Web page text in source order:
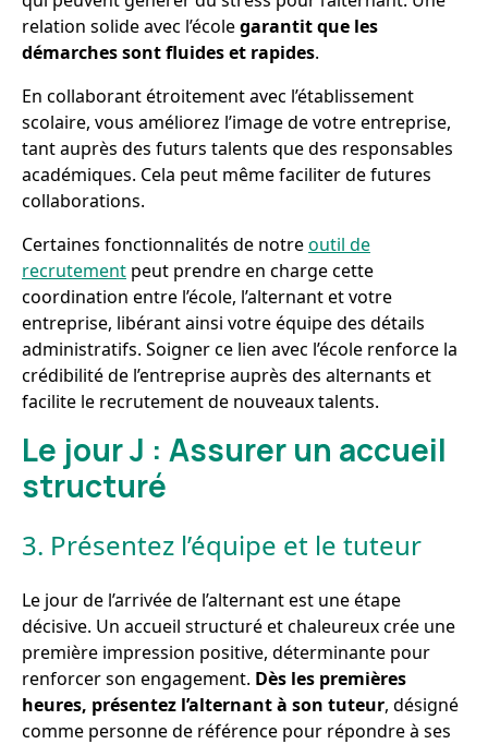
relation solide avec l’écolegarantit que les
démarches sont fluides et rapides.
En collaborant étroitement avec l’établissement
scolaire, vous améliorez l’image de votre entreprise,
tant auprès des futurs talents que des responsables
académiques. Cela peut même faciliter de futures
collaborations.
Certaines fonctionnalités de notreoutil de
recrutement peut prendre en charge cette
coordination entre l’école, l’alternant et votre
entreprise, libérant ainsi votre équipe des détails
administratifs. Soigner ce lien avec l’école renforce la
crédibilité de l’entreprise auprès des alternants et
facilite le recrutement de nouveaux talents.
Le jour J : Assurer un accueil
structuré
3. Présentez l’équipe et le tuteur
Le jour de l’arrivée de l’alternant est une étape
décisive. Un accueil structuré et chaleureux crée une
première impression positive, déterminante pour
renforcer son engagement. Dès les premières
heures, présentez l’alternant à son tuteur, désigné
comme personne de référence pour répondre à ses